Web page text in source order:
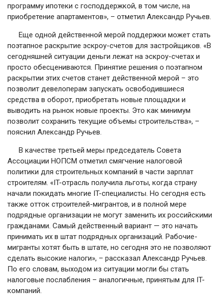
программу ипотеки с господдержкой, в том числе, на
приобретение апартаментов», – отметил Александр Ручьев.
Еще одной действенной мерой поддержки может стать
поэтапное раскрытие эскроу-счетов для застройщиков. «В
сегодняшней ситуации деньги лежат на эскроу-счетах и
просто обесцениваются. Принятие решения о поэтапном
раскрытии этих счетов станет действенной мерой – это
позволит девелоперам запускать освободившиеся
средства в оборот, приобретать новые площадки и
выводить на рынок новые проекты. Это как минимум
позволит сохранить текущие объемы строительства», –
пояснил Александр Ручьев.
В качестве третьей меры председатель Совета
Ассоциации НОПСМ отметил смягчение налоговой
политики для строительных компаний в части зарплат
строителям. «IT-отрасль получила льготы, когда страну
начали покидать многие IT-специалисты. Но сегодня есть
также отток строителей-мигрантов, и в полной мере
подрядные организации не могут заменить их российскими
гражданами. Самый действенный вариант — это начать
принимать их в штат подрядных организаций. Рабочие-
мигранты хотят быть в штате, но сегодня это не позволяют
сделать высокие налоги», – рассказал Александр Ручьев.
По его словам, выходом из ситуации могли бы стать
налоговые послабления – аналогичные, принятым для IT-
компаний.